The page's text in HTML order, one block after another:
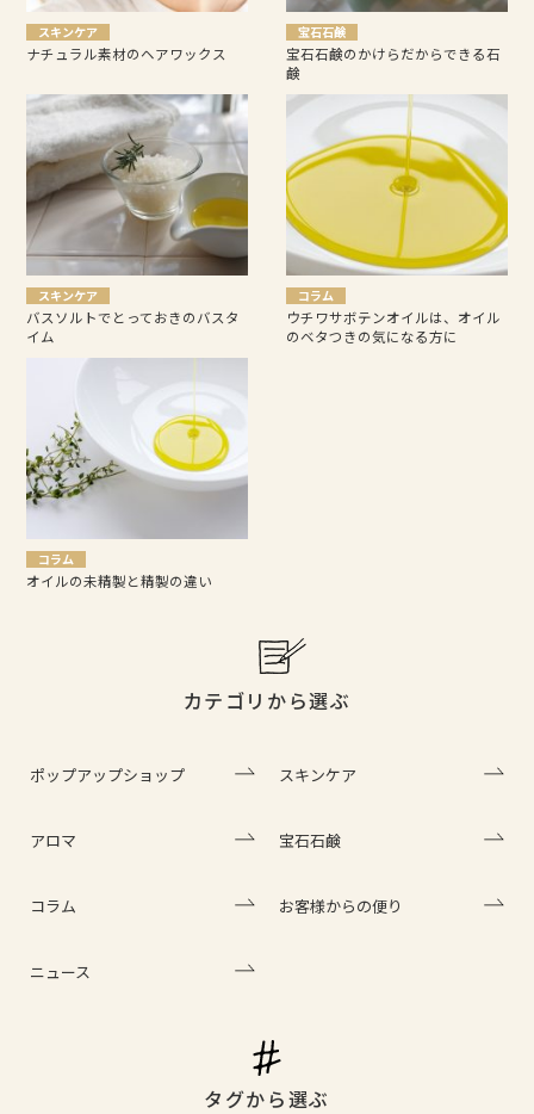
スキンケア
ナチュラル素材のヘアワックス
宝石石鹸
宝石石鹸のかけらだからできる石
鹸
スキンケア
バスソルトでとっておきのバスタ
イム
コラム
ウチワサボテンオイルは、オイル
のベタつきの気になる方に
コラム
オイルの未精製と精製の違い
カテゴリから選ぶ
ポップアップショップ スキンケア
アロマ 宝石石鹸
コラム お客様からの便り
ニュース
タグから選ぶ